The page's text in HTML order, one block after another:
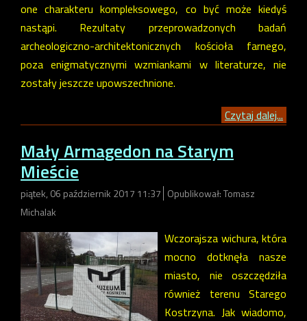
one charakteru kompleksowego, co być może kiedyś
nastąpi. Rezultaty przeprowadzonych badań
archeologiczno-architektonicznych kościoła farnego,
poza enigmatycznymi wzmiankami w literaturze, nie
zostały jeszcze upowszechnione.
Czytaj dalej...
Mały Armagedon na Starym
Mieście
piątek, 06 październik 2017 11:37 Opublikował: Tomasz
Michalak
Wczorajsza wichura, która
mocno dotknęła nasze
miasto, nie oszczędziła
również terenu Starego
Kostrzyna. Jak wiadomo,